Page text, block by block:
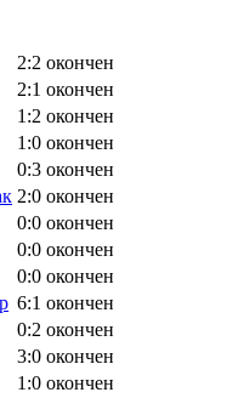
2:2 окончен
2:1 окончен
1:2 окончен
1:0 окончен
0:3 окончен
2:0 окончен
0:0 окончен
0:0 окончен
0:0 окончен
6:1 окончен
0:2 окончен
3:0 окончен
1:0 окончен